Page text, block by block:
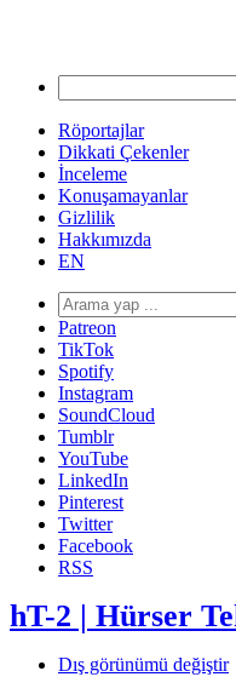
Röportajlar
Dikkati Çekenler
İnceleme
Konuşamayanlar
Gizlilik
Hakkımızda
EN
Patreon
TikTok
Spotify
Instagram
SoundCloud
Tumblr
YouTube
LinkedIn
Pinterest
Twitter
Facebook
RSS
hT-2 | Hürser
Dış görünümü değiştir